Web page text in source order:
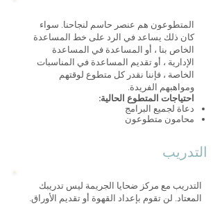
المتطوعون هم عنصر حاسم لنجاحنا. سواء
كان ذلك يساعد في الرد على خط المساعدة
الخاص بنا ، أو المساعدة في المساعدة
الإدارية ، أو تقديم المساعدة في المناسبات
الخاصة ، فإننا نقدر كل متطوع لوقتهم
ومواهبهم الفريدة.
احتياجات المتطوع الحالية:
دعاة لجميع البرامج
محامون متطوعون
التدريب
التدريب مع مركز ضحايا الجريمة ليس تدريبك
المعتاد. لن تقوم بإعداد القهوة أو تقديم الأوراق.